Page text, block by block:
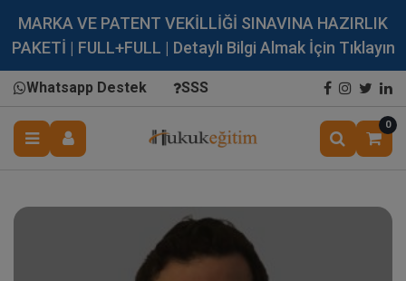
MARKA VE PATENT VEKİLLİĞİ SINAVINA HAZIRLIK
PAKETİ | FULL+FULL | Detaylı Bilgi Almak İçin Tıklayın
Whatsapp Destek SSS
0